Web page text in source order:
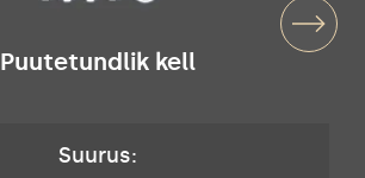
Puutetundlik kell
Suurus: